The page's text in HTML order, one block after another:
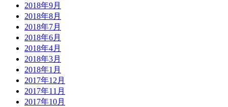
2018年9月
2018年8月
2018年7月
2018年6月
2018年4月
2018年3月
2018年1月
2017年12月
2017年11月
2017年10月